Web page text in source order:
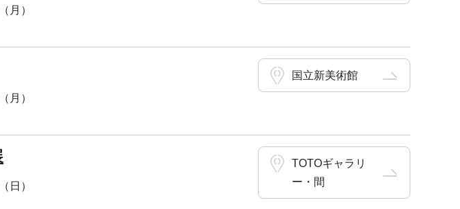
月）
月）
国立新美術館
日）
TOTOギャラリ
ー・間